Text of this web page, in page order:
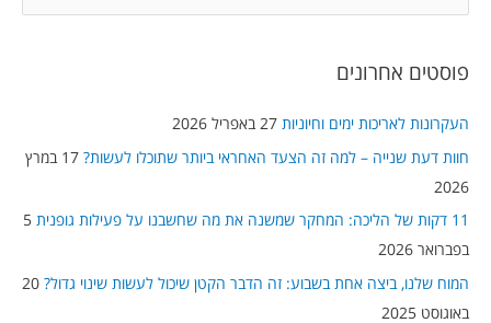
r
r
:
פוסטים אחרונים
העקרונות לאריכות ימים וחיוניות 27 באפריל 2026
חוות דעת שנייה – למה זה הצעד האחראי ביותר שתוכלו לעשות?
17 במרץ
2026
11 דקות של הליכה: המחקר שמשנה את מה שחשבנו על פעילות גופנית
5
בפברואר 2026
המוח שלנו, ביצה אחת בשבוע: זה הדבר הקטן שיכול לעשות שינוי גדול? 20
באוגוסט 2025